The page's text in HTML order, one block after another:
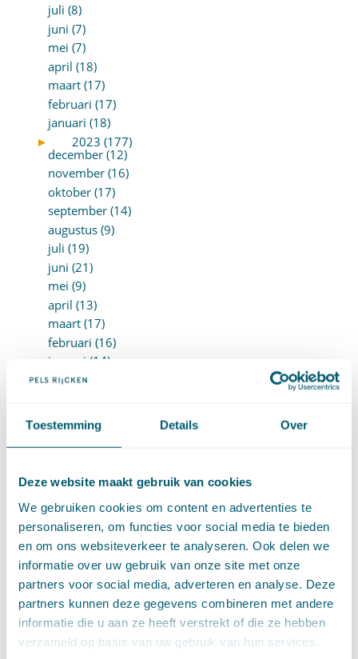
Toestemming Details Over
Deze website maakt gebruik van cookies
We gebruiken cookies om content en advertenties te
personaliseren, om functies voor social media te bieden
en om ons websiteverkeer te analyseren. Ook delen we
informatie over uw gebruik van onze site met onze
partners voor social media, adverteren en analyse. Deze
partners kunnen deze gegevens combineren met andere
informatie die u aan ze heeft verstrekt of die ze hebben
verzameld op basis van uw gebruik van hun services.
juli (8)
juni (7)
mei (7)
april (18)
maart (17)
februari (17)
januari (18)
►
2023 (177)
december (12)
november (16)
oktober (17)
september (14)
augustus (9)
juli (19)
juni (21)
mei (9)
april (13)
maart (17)
februari (16)
januari (14)
►
2022 (168)
oktober (15)
september (12)
juli (16)
juni (16)
mei (11)
april (13)
maart (16)
februari (19)
januari (15)
►
2021 (123)
december (15)
november (9)